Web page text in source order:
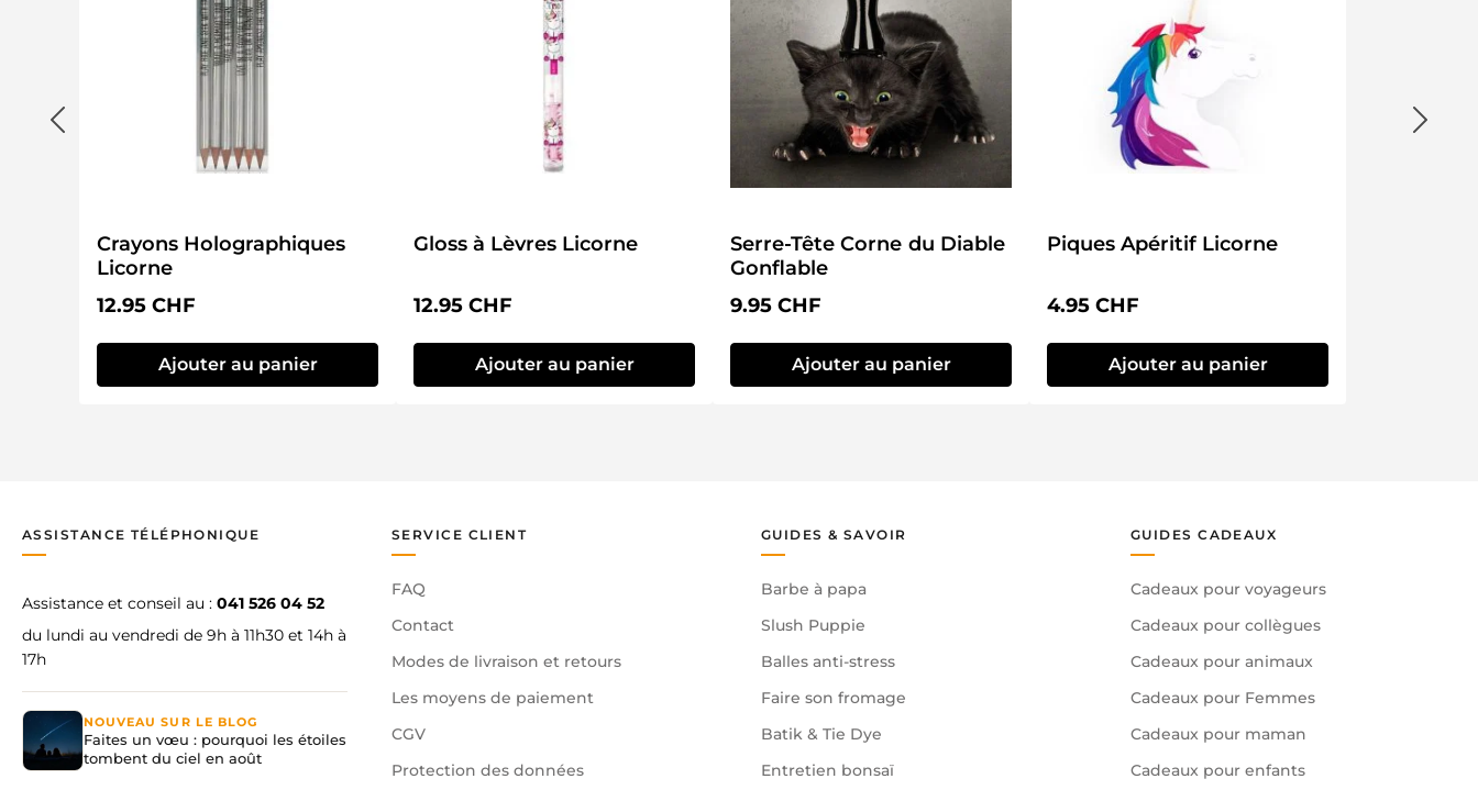
Crayons Holographiques
Licorne
Prix régulier :
12.95 CHF
Ajouter au panier
Gloss à Lèvres Licorne
Prix régulier :
12.95 CHF
Ajouter au panier
Serre-Tête Corne du Diable
Gonflable
Prix régulier :
9.95 CHF
Ajouter au panier
Piques Apéritif Licorne
Prix régulier :
4.95 CHF
Ajouter au panier
ASSISTANCE TÉLÉPHONIQUE
Assistance et conseil au : 041 526 04 52
du lundi au vendredi de 9h à 11h30 et 14h à
17h
NOUVEAU SUR LE BLOG
Faites un vœu : pourquoi les étoiles
tombent du ciel en août
SERVICE CLIENT
FAQ
Contact
Modes de livraison et retours
Les moyens de paiement
CGV
Protection des données
GUIDES & SAVOIR
Barbe à papa
Slush Puppie
Balles anti-stress
Faire son fromage
Batik & Tie Dye
Entretien bonsaï
GUIDES CADEAUX
Cadeaux pour voyageurs
Cadeaux pour collègues
Cadeaux pour animaux
Cadeaux pour Femmes
Cadeaux pour maman
Cadeaux pour enfants